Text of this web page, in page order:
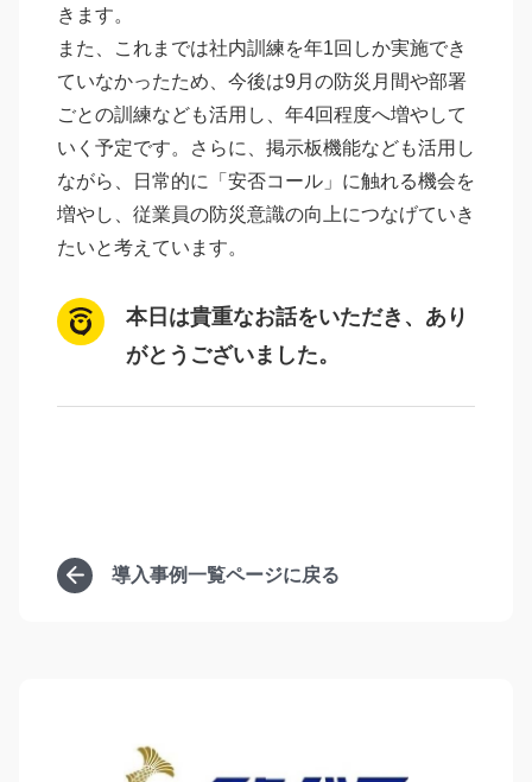
きます。
また、これまでは社内訓練を年1回しか実施でき
ていなかったため、今後は9月の防災月間や部署
ごとの訓練なども活用し、年4回程度へ増やして
いく予定です。さらに、掲示板機能なども活用し
ながら、日常的に「安否コール」に触れる機会を
増やし、従業員の防災意識の向上につなげていき
たいと考えています。
本日は貴重なお話をいただき、あり
がとうございました。
導入事例一覧ページに戻る